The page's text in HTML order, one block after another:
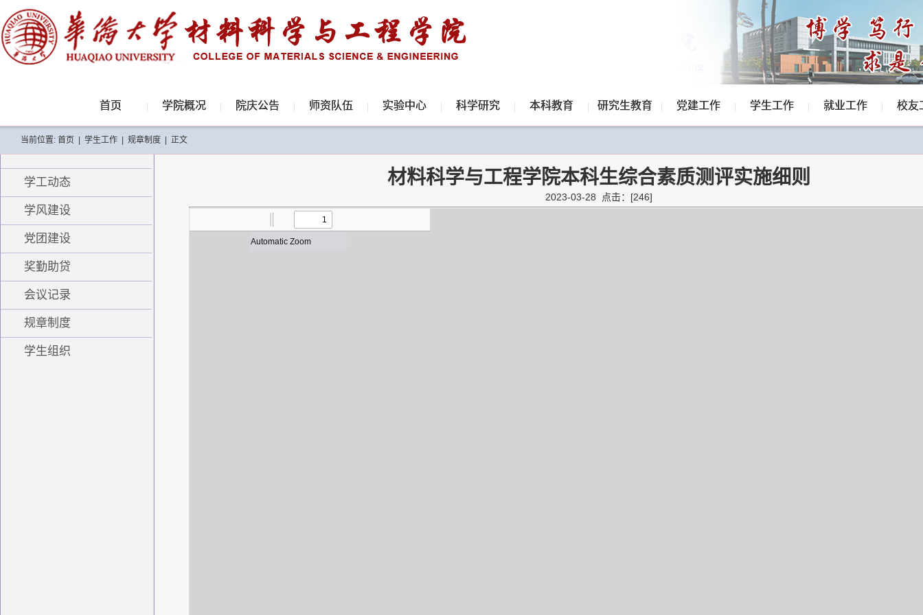
首页 学院概况 院庆公告 师资队伍 实验中心 科学研究 本科教育 研究生教育 党建工作 学生工作 就业工作 校友
当前位置: 首页 学生工作 规章制度 正文
学工动态
学风建设
党团建设
奖勤助贷
会议记录
规章制度
学生组织
材料科学与工程学院本科生综合素质测评实施细则
2023-03-28 点击：[246]